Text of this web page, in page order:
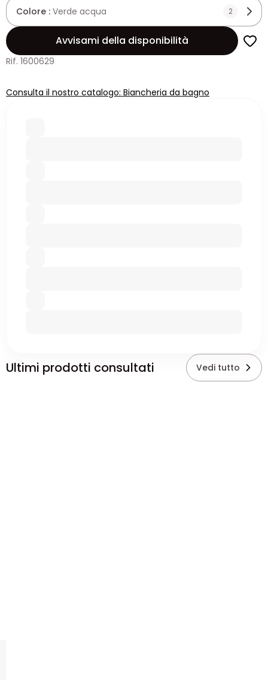
Colore : Verde acqua 2
Avvisami della disponibilità
Rif. 1600629
Consulta il nostro catalogo: Biancheria da bagno
Ultimi prodotti consultati Vedi tutto